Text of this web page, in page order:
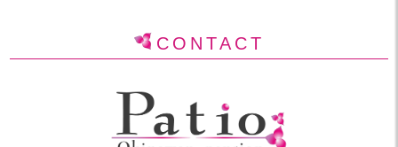
CONTACT